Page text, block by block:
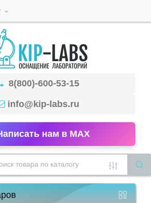
8(800)-600-53-15
info@kip-labs.ru
нам в MAX